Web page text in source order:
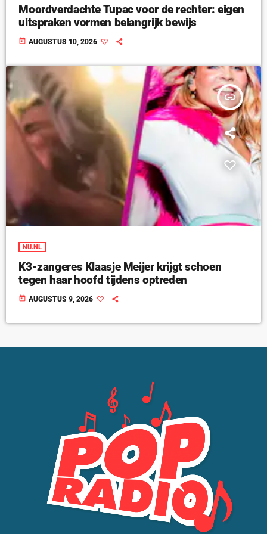
Moordverdachte Tupac voor de rechter: eigen
uitspraken vormen belangrijk bewijs
today AUGUSTUS 10, 2026
insert_link
NU.NL
K3-zangeres Klaasje Meijer krijgt schoen
tegen haar hoofd tijdens optreden
today AUGUSTUS 9, 2026